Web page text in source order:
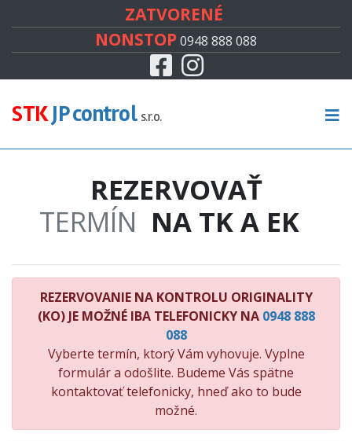
ZATVORENÉ
NONSTOP0948 888 088
FacebookInstagram
STKJP control s.r.o.
REZERVOVAŤ
TERMÍN NA TK A EK
REZERVOVANIE NA KONTROLU ORIGINALITY
(KO) JE MOŽNÉ IBA TELEFONICKY NA 0948 888
088
Vyberte termín, ktorý Vám vyhovuje. Vyplne
formulár a odošlite. Budeme Vás spätne
kontaktovať telefonicky, hneď ako to bude
možné.
CENNÍK
KONTROLA ORIGINALITY
RECENZIE